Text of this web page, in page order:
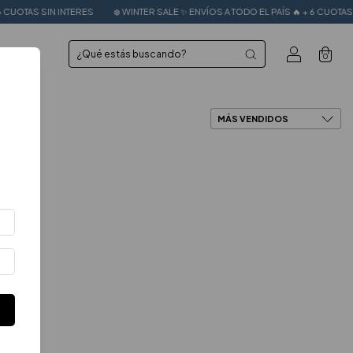
❄️ WINTER SALE ✨ ENVÍOS A TODO EL PAÍS 🔥 + 6 CUOTAS SIN INTERES
0